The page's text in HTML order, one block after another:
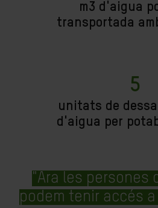
m3 d'aigua
transportada
5
unitats de
d'aigua per
"Ara les persones
podem tenir accés